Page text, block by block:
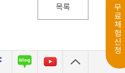
목록 무료체험신청